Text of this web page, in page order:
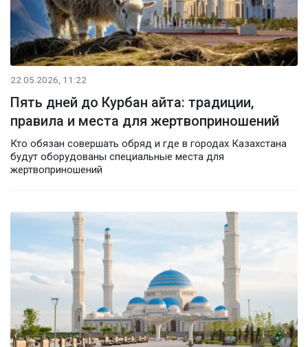
22.05.2026, 11:22
Пять дней до Курбан айта: традиции,
правила и места для жертвоприношений
Кто обязан совершать обряд и где в городах Казахстана
будут оборудованы специальные места для
жертвоприношений